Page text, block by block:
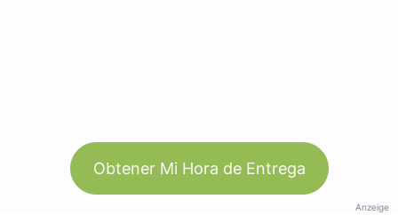
Obtener Mi Hora de Entrega
Anzeige